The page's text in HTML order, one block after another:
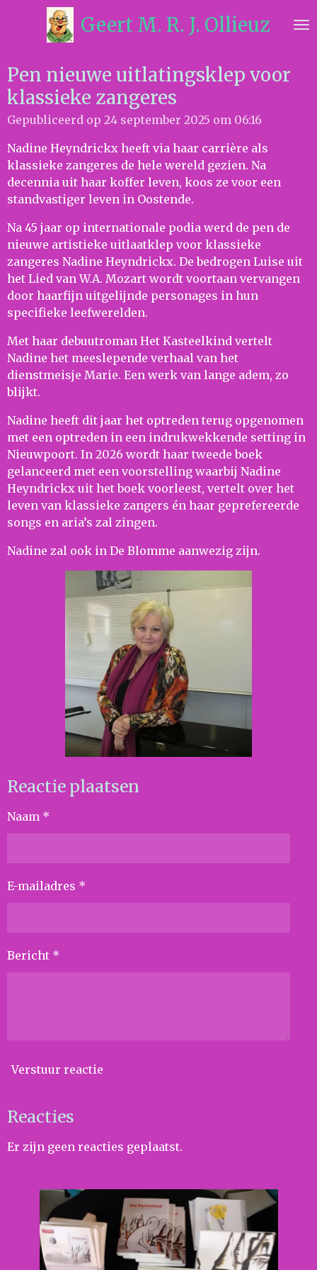
de
hoofdinhoud
Geert M. R. J. Ollieuz
Pen nieuwe uitlatingsklep voor
klassieke zangeres
Gepubliceerd op 24 september 2025 om 06:16
Nadine Heyndrickx heeft via haar carrière als
klassieke zangeres de hele wereld gezien. Na
decennia uit haar koffer leven, koos ze voor een
standvastiger leven in Oostende.
Na 45 jaar op internationale podia werd de pen de
nieuwe artistieke uitlaatklep voor klassieke
zangeres Nadine Heyndrickx. De bedrogen Luise uit
het Lied van W.A. Mozart wordt voortaan vervangen
door haarfijn uitgelijnde personages in hun
specifieke leefwerelden.
Met haar debuutroman Het Kasteelkind vertelt
Nadine het meeslepende verhaal van het
dienstmeisje Marie. Een werk van lange adem, zo
blijkt.
Nadine heeft dit jaar het optreden terug opgenomen
met een optreden in een indrukwekkende setting in
Nieuwpoort. In 2026 wordt haar tweede boek
gelanceerd met een voorstelling waarbij Nadine
Heyndrickx uit het boek voorleest, vertelt over het
leven van klassieke zangers én haar geprefereerde
songs en aria’s zal zingen.
Nadine zal ook in De Blomme aanwezig zijn.
Reactie plaatsen
Naam *
E-mailadres *
Bericht *
Verstuur reactie
Reacties
Er zijn geen reacties geplaatst.